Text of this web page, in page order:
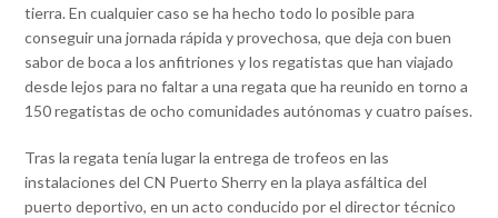
tierra. En cualquier caso se ha hecho todo lo posible para
conseguir una jornada rápida y provechosa, que deja con buen
sabor de boca a los anfitriones y los regatistas que han viajado
desde lejos para no faltar a una regata que ha reunido en torno a
150 regatistas de ocho comunidades autónomas y cuatro países.
Tras la regata tenía lugar la entrega de trofeos en las
instalaciones del CN Puerto Sherry en la playa asfáltica del
puerto deportivo, en un acto conducido por el director técnico